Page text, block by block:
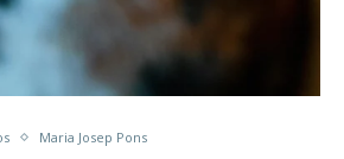
Maria Josep Pons